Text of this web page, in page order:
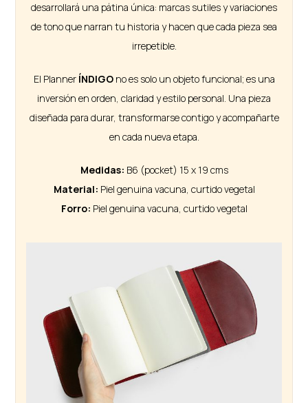
desarrollará una pátina única: marcas sutiles y variaciones
de tono que narran tu historia y hacen que cada pieza sea
irrepetible.
El Planner ÍNDIGOno es solo un objeto funcional; es una
inversión en orden, claridad y estilo personal. Una pieza
diseñada para durar, transformarse contigo y acompañarte
en cada nueva etapa.
Medidas: B6 (pocket) 15 x 19 cms
Material: Piel genuina vacuna, curtido vegetal
Forro: Piel genuina vacuna, curtido vegetal